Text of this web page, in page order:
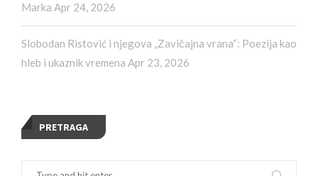
Marka Apr 24, 2026
Slobodan Ristović i njegova „Zavičajna vrana“: Poezija kao
hleb i ukaznik vremena Apr 23, 2026
PRETRAGA